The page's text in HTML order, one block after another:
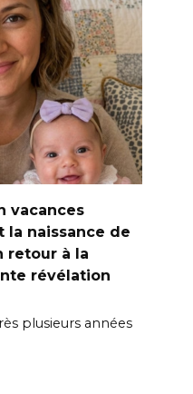
vacances
la naissance de
retour à la
révélation
plusieurs années